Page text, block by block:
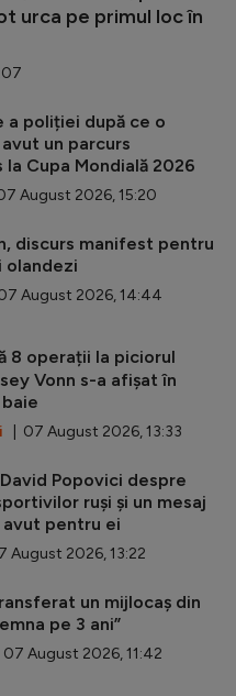
urca pe primul loc în
a poliției după ce o
un parcurs
Cupa Mondială 2026
August 2026, 15:20
discurs manifest pentru
olandezi
August 2026, 14:44
8 operații la piciorul
Vonn s-a afișat în
| 07 August 2026, 13:33
Popovici despre
ruși și un mesaj
pentru ei
August 2026, 13:22
un mijlocaș din
pe 3 ani”
August 2026, 11:42